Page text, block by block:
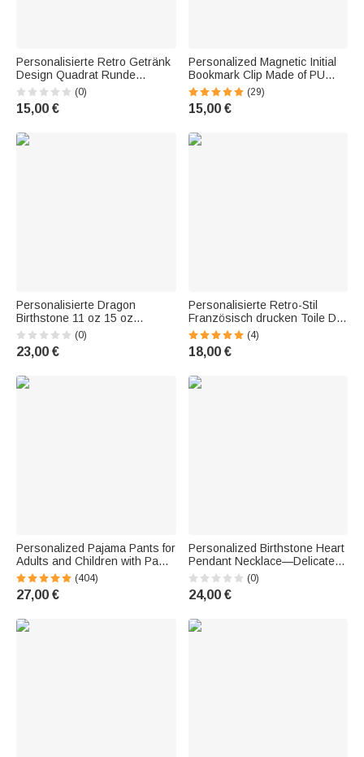
Personalisierte Retro Getränk
Design Quadrat Runde
Keramik Untersetzer mit
Namen Home Decor
Geburtstag Kaffee Bar
(0)
15,00 €
Personalized Magnetic Initial
Bookmark Clip Made of PU
Leather with Birth Flower and
Name—Birthday Gift for Book
Lovers and Bookworms
(29)
15,00 €
Personalisierte Dragon
Birthstone 11 oz 15 oz
Keramik-Becher mit Namen
und Untersetzer tägliches
Trinken Geburtstagsgeschenk
Enthusiasten
(0)
23,00 €
Personalisierte Retro-Stil
Französisch drucken Toile De
Jouy Tischset mit Namen und
Initialen Esstisch Dekoration
Hochzeit Geburtstag
(4)
18,00 €
Personalized Pajama Pants for
Adults and Children with Paw
Print, Carrot Pattern, Portrait
Photo, and Name—Birthday
Gift for Family and Pet Lovers
(404)
27,00 €
Personalized Birthstone Heart
Pendant Necklace—Delicate
Jewelry with Initials, Everyday
Wear, Birthday Gift for Mom or
Girlfriend
(0)
24,00 €